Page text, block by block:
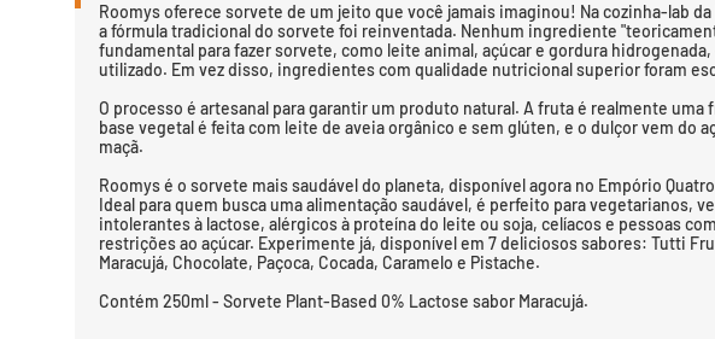
Roomys oferece sorvete de um jeito que você jamais imaginou! Na cozinha-lab da
a fórmula tradicional do sorvete foi reinventada. Nenhum ingrediente
fundamental para fazer sorvete, como leite animal, açúcar e gordura hidrogenada,
utilizado. Em vez disso, ingredientes com qualidade nutricional superior foram
O processo é artesanal para garantir um produto natural. A fruta é realmente uma
base vegetal é feita com leite de aveia orgânico e sem glúten, e o dulçor vem do
maçã.
Roomys é o sorvete mais saudável do planeta, disponível agora no Empório
Ideal para quem busca uma alimentação saudável, é perfeito para vegetarianos,
intolerantes à lactose, alérgicos à proteína do leite ou soja, celíacos e pessoas com
restrições ao açúcar. Experimente já, disponível em 7 deliciosos sabores: Tutti
Maracujá, Chocolate, Paçoca, Cocada, Caramelo e Pistache.
Contém 250ml - Sorvete Plant-Based 0% Lactose sabor Maracujá.